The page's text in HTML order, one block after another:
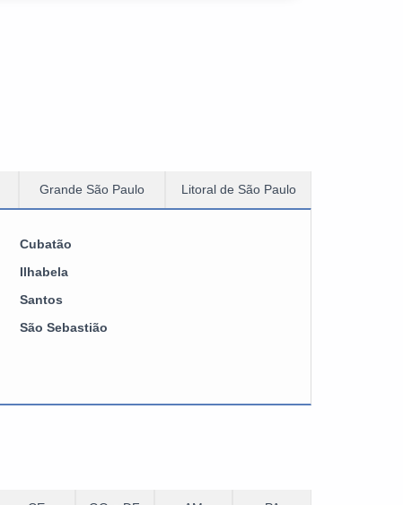
Grande São Paulo Litoral de São Paulo
Cubatão
Ilhabela
Santos
São Sebastião